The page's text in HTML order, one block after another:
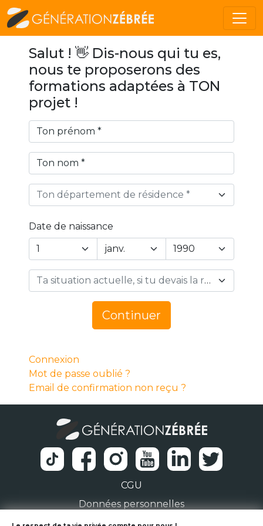
Salut ! 👋 Dis-nous qui tu es,
nous te proposerons des
formations adaptées à TON
projet !
Ton département de résidence *
Date de naissance
Year
Day
Ta situation actuelle, si tu devais la résumer en 1 mot… *
Continuer
Connexion
Mot de passe oublié ?
Email de confirmation non reçu ?
CGU
Données personnelles